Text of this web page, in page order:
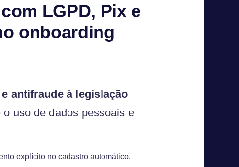
LGPD, Pix e
onboarding
antifraude à legislação
uso de dados pessoais e
explícito no cadastro automático.